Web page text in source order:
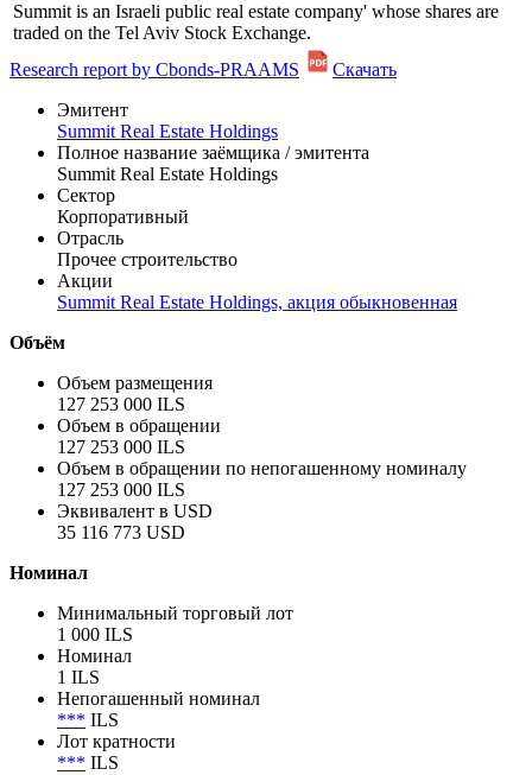
Summit is an Israeli public real estate company' whose shares are
traded on the Tel Aviv Stock Exchange.
Research report by Cbonds-PRAAMS
Скачать
Эмитент
Summit Real Estate Holdings
Полное название заёмщика / эмитента
Summit Real Estate Holdings
Сектор
Корпоративный
Отрасль
Прочее строительство
Акции
Summit Real Estate Holdings, акция обыкновенная
Объём
Объем размещения
127 253 000 ILS
Объем в обращении
127 253 000 ILS
Объем в обращении по непогашенному номиналу
127 253 000 ILS
Эквивалент в USD
35 116 773 USD
Номинал
Минимальный торговый лот
1 000 ILS
Номинал
1 ILS
Непогашенный номинал
*** ILS
Лот кратности
*** ILS